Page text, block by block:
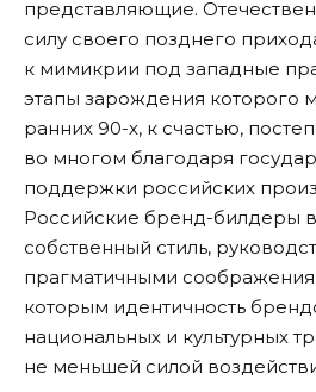
представляющие.
силу своего позднего
к мимикрии под западные
этапы зарождения которого
ранних 90-х, к счастью,
во многом благодаря
поддержки российских
Российские бренд-билдеры
собственный стиль,
прагматичными
которым идентичность
национальных и культурных
не меньшей силой